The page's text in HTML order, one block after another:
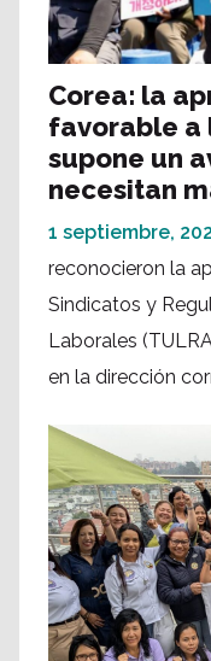
Corea: la
favorable a
supone un
necesitan
1 septiembre,
reconocieron la
Sindicatos y
Laborales
en la dirección